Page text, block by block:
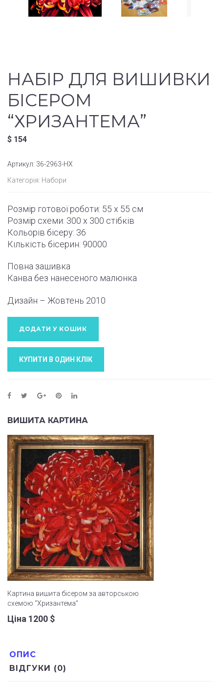
НАБІР ДЛЯ ВИШИВКИ
БІСЕРОМ
“ХРИЗАНТЕМА”
$ 154
Артикул: 36-2963-НХ
Категорія: Набори
Розмір готової роботи: 55 x 55 см
Розмір схеми: 300 x 300 стібків
Кольорів бісеру: 36
Кількість бісерин: 90000
Повна зашивка
Канва без нанесеного малюнка
Дизайн – Жовтень 2010
ДОДАТИ У КОШИК
КУПИТИ В ОДИН КЛIК
ОПИС
ВІДГУКИ (0)
ВИШИТА КАРТИНА
Картина вишита бісером за авторською
схемою “Хризантема”
Ціна 1200 $